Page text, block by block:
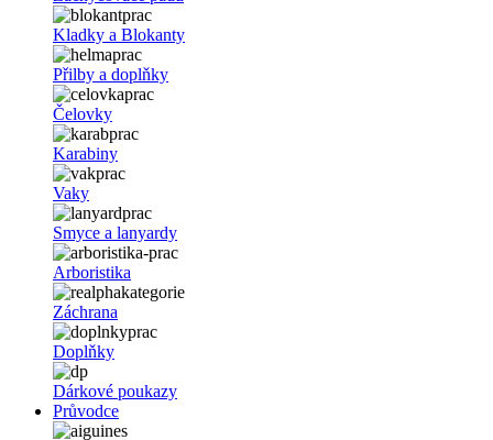
Kladky a Blokanty
Přilby a doplňky
Čelovky
Karabiny
Vaky
Smyce a lanyardy
Arboristika
Záchrana
Doplňky
Dárkové poukazy
Průvodce